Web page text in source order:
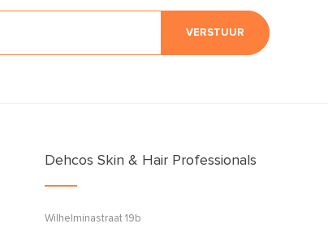
VERSTUUR
Dehcos Skin & Hair Professionals
Wilhelminastraat 19b